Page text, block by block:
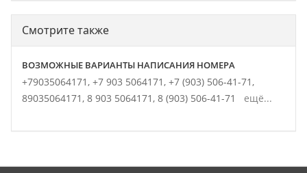
Смотрите также
ВОЗМОЖНЫЕ ВАРИАНТЫ НАПИСАНИЯ НОМЕРА
+79035064171, +7 903 5064171, +7 (903) 506-41-71,
89035064171, 8 903 5064171, 8 (903) 506-41-71 ещё...